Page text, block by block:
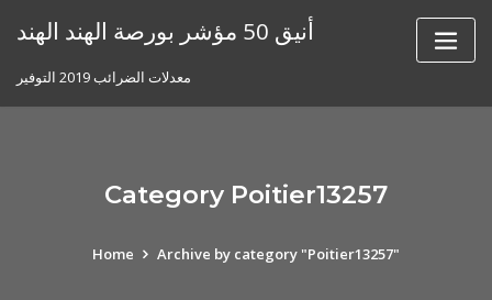
أنيق 50 مؤشر بورصة الهند الهند
معدلات الضرائب 2019 التوفير
Category Poitier13257
Home Archive by category "Poitier13257"